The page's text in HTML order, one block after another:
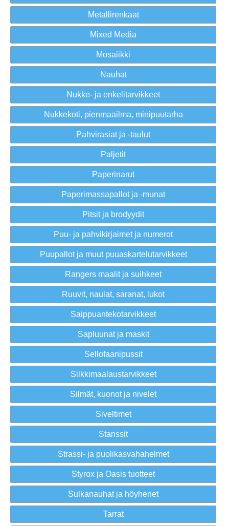
Metallirenkaat
Mixed Media
Mosaiikki
Nauhat
Nukke- ja enkelitarvikkeet
Nukkekoti, pienmaailma, minipuutarha
Pahvirasiat ja -taulut
Paljetit
Paperinarut
Paperimassapallot ja -munat
Pitsit ja brodyydit
Puu- ja pahvikirjaimet ja numerot
Puupallot ja muut puuaskartelutarvikkeet
Rangers maalit ja suihkeet
Ruuvit, naulat, saranat, lukot
Saippuantekotarvikkeet
Sapluunat ja maskit
Sellofaanipussit
Silkkimaalaustarvikkeet
Silmät, kuonot ja nivelet
Siveltimet
Stanssit
Strassi- ja puolikasvahahelmet
Styrox ja Oasis tuotteet
Sulkanauhat ja höyhenet
Tarrat